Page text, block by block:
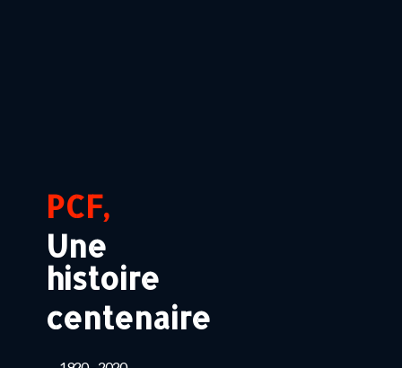
PCF,
Une
histoire
centenaire